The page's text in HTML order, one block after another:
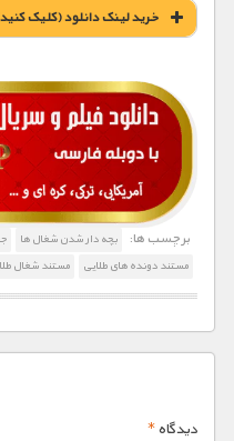
خريد لينک دانلود (کليک
1900 تومان – خريد لينک دانلود (افزودن به سبد خريد)
برچسب ها: بچه دار شدن شغال ها
مستند دونده های طلایی
مستند شغال
دیدگاه*